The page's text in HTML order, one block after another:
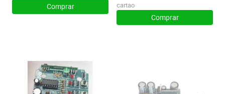
Comprar
cartao
Comprar